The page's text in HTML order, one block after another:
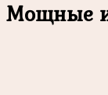
Мощные